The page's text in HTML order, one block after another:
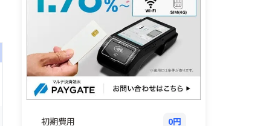
初期費用 0円